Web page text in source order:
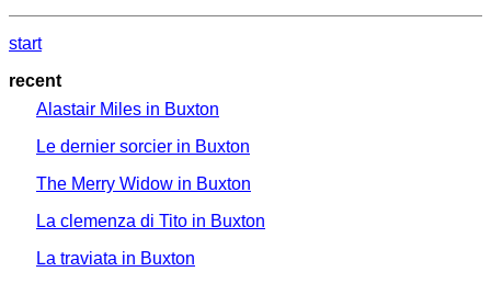
start
recent
Alastair Miles in Buxton
Le dernier sorcier in Buxton
The Merry Widow in Buxton
La clemenza di Tito in Buxton
La traviata in Buxton